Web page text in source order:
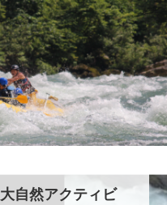
自然アクティビ